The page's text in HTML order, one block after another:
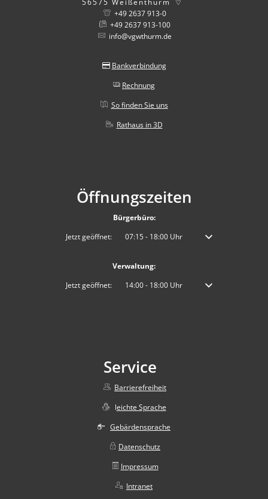
+49 2637 913-0
+49 2637 913-100
info@vgwthurm.de
Bankverbindung
Rechnung
So finden Sie uns
Rathaus in 3D
Öffnungszeiten
Bürgerbüro:
Klicken, um weitere Öffnungs- oder Schließzeiten auszublenden
Jetzt geöffnet: 07:15- 18:00Uhr Von 07:15 bis 18:00
Verwaltung:
Klicken, um weitere Öffnungs- oder Schließzeiten auszublenden
Jetzt geöffnet: 14:00- 18:00Uhr Von 14:00 bis 18:00
Service
Barrierefreiheit
leichte Sprache
Gebärdensprache
Datenschutz
Impressum
Intranet